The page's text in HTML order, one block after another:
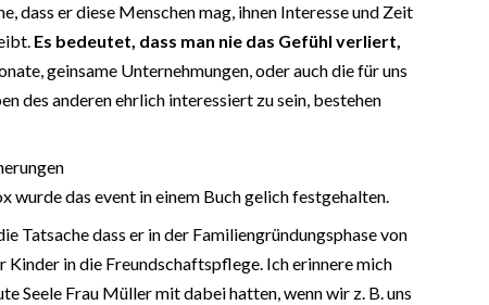
dass er diese Menschen mag, ihnen Interesse und Zeit
Es bedeutet, dass man nie das Gefühl verliert,
geinsame Unternehmungen, oder auch die für uns
des anderen ehrlich interessiert zu sein, bestehen
das event in einem Buch gelich festgehalten.
dass er in der Familiengründungsphase von
in die Freundschaftspflege. Ich erinnere mich
Seele Frau Müller mit dabei hatten, wenn wir z. B. uns